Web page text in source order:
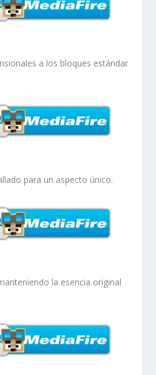
a los bloques estándar
para un aspecto único.
la esencia original